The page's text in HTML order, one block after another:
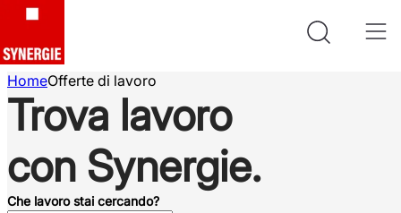
HomeOfferte di lavoro
Trova lavoro
con Synergie.
Che lavoro stai cercando?